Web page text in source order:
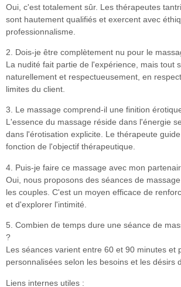
Oui, c'est totalement sûr. Les thérapeutes
sont hautement qualifiés et exercent avec
professionnalisme.
2. Dois-je être complètement nu pour le
La nudité fait partie de l'expérience, mais tout
naturellement et respectueusement, en
limites du client.
3. Le massage comprend-il une finition
L'essence du massage réside dans l'énergie
dans l'érotisation explicite. Le thérapeute
fonction de l'objectif thérapeutique.
4. Puis-je faire ce massage avec mon
Oui, nous proposons des séances de
les couples. C'est un moyen efficace de
et d'explorer l'intimité.
5. Combien de temps dure une séance de
?
Les séances varient entre 60 et 90 minutes et
personnalisées selon les besoins et les désirs
Liens internes utiles :